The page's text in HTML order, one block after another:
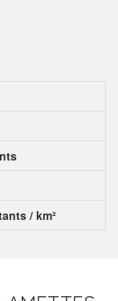
/ km²